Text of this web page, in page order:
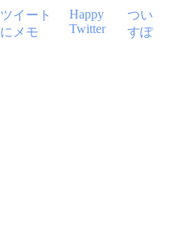
ツイート
にメモ
Happy
Twitter
つい
すぽ